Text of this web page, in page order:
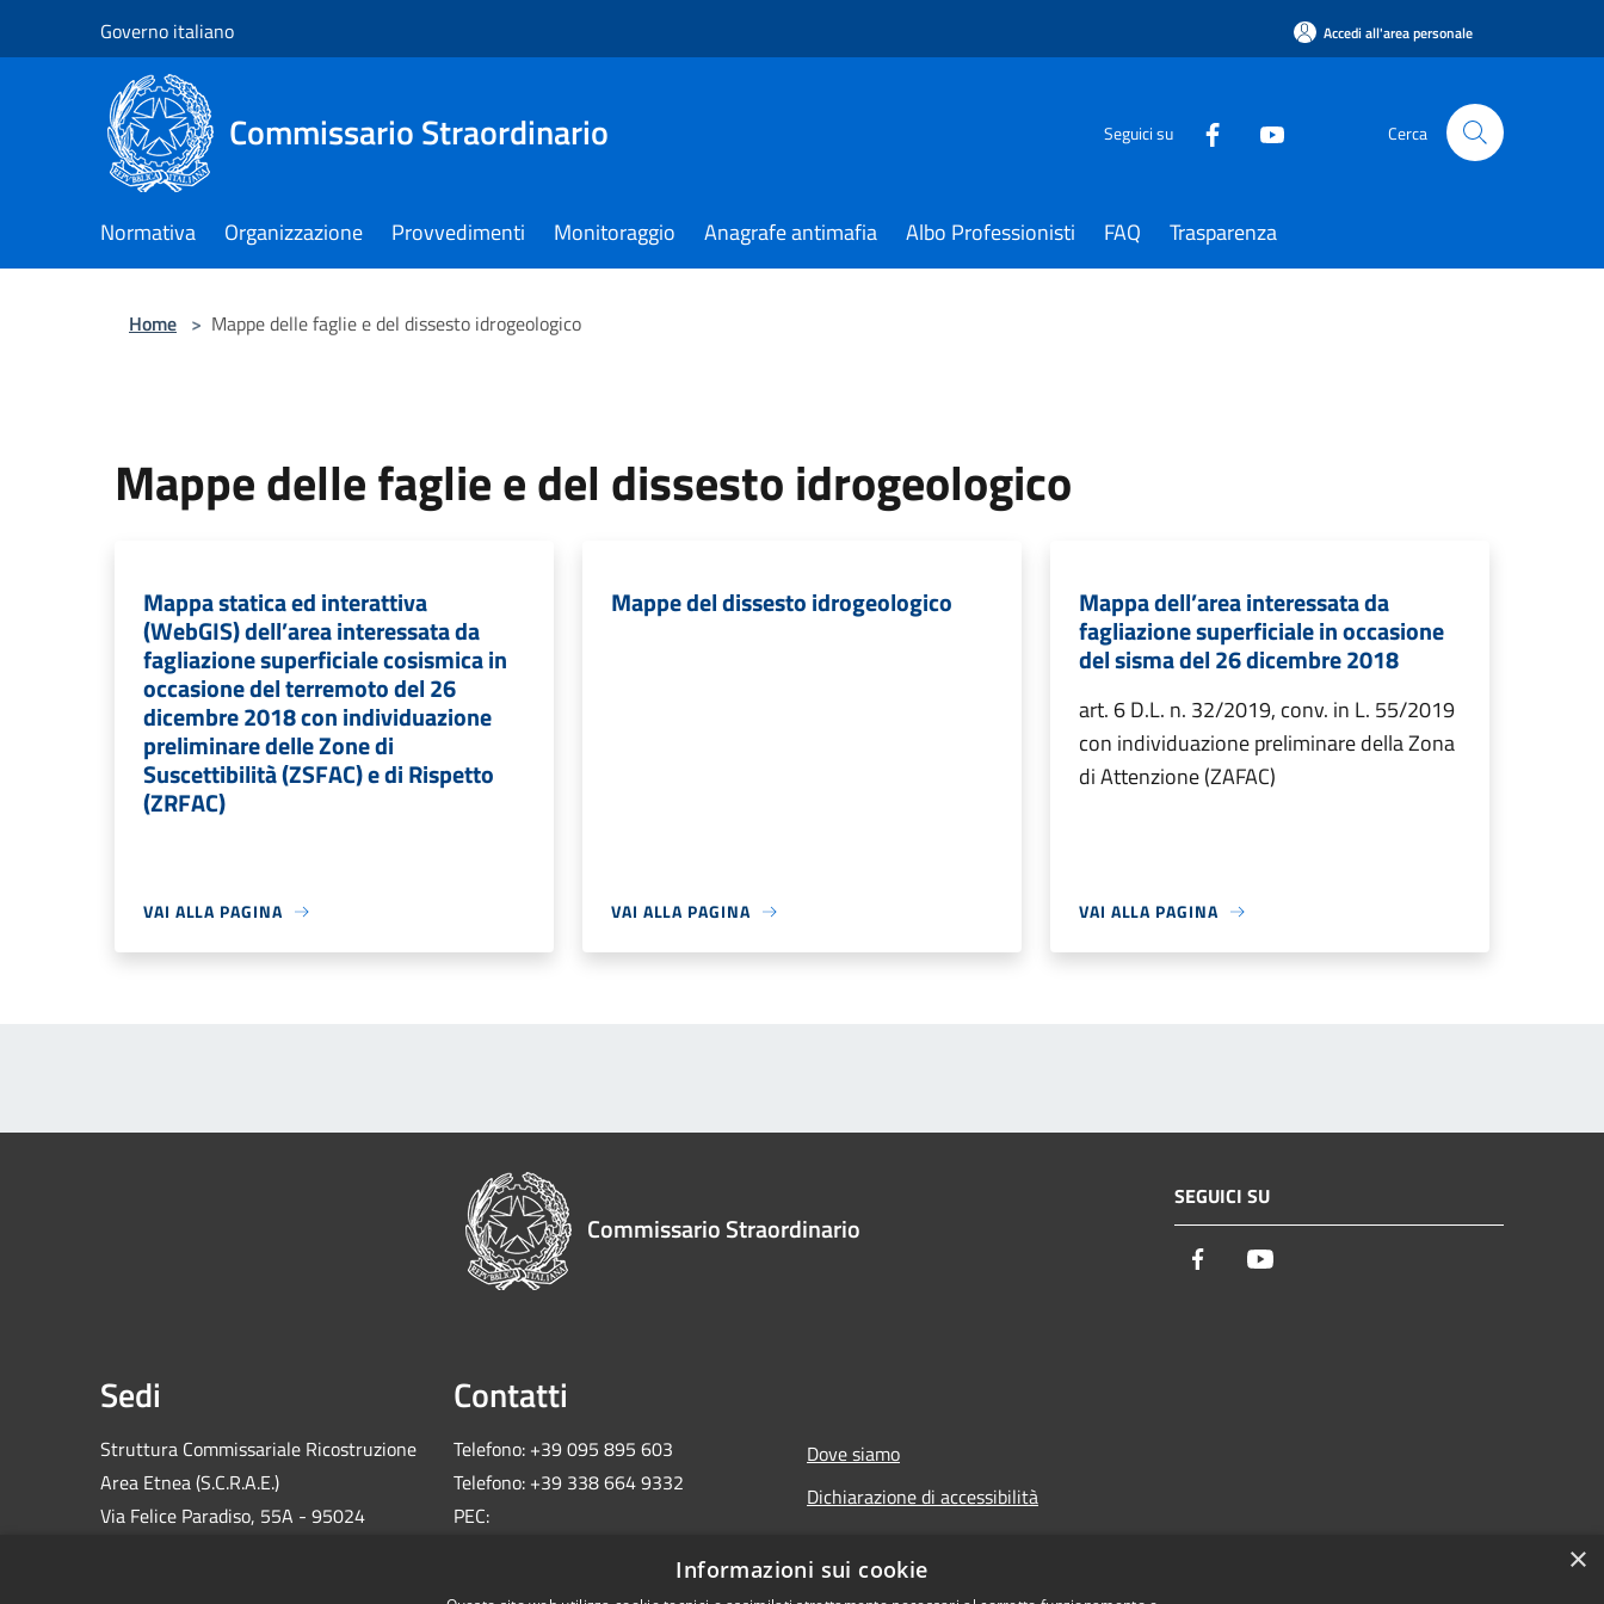
Governo italiano Accedi all'area personale
Commissario Straordinario Seguici su Cerca
Normativa Organizzazione Provvedimenti Monitoraggio Anagrafe antimafia Albo Professionisti FAQ Trasparenza
Home > Mappe delle faglie e del dissesto idrogeologico
Mappe delle faglie e del dissesto idrogeologico
Mappa statica ed interattiva
(WebGIS) dell’area interessata da
fagliazione superficiale cosismica in
occasione del terremoto del 26
dicembre 2018 con individuazione
preliminare delle Zone di
Suscettibilità (ZSFAC) e di Rispetto
(ZRFAC)
VAI ALLA PAGINA
Mappe del dissesto idrogeologico
VAI ALLA PAGINA
Mappa dell’area interessata da
fagliazione superficiale in occasione
del sisma del 26 dicembre 2018
art. 6 D.L. n. 32/2019, conv. in L. 55/2019
con individuazione preliminare della Zona
di Attenzione (ZAFAC)
VAI ALLA PAGINA
Commissario Straordinario
SEGUICI SU
Facebook
Sedi
Struttura Commissariale Ricostruzione
Area Etnea (S.C.R.A.E.)
Via Felice Paradiso, 55A - 95024
Contatti
Telefono: +39 095 895 603
Telefono: +39 338 664 9332
PEC:
Dove siamo
Dichiarazione di accessibilità
×
Informazioni sui cookie